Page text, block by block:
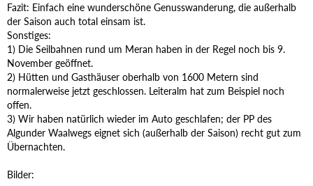
Fazit: Einfach eine wunderschöne Genusswanderung, die außerhalb
der Saison auch total einsam ist.
Sonstiges:
1) Die Seilbahnen rund um Meran haben in der Regel noch bis 9.
November geöffnet.
2) Hütten und Gasthäuser oberhalb von 1600 Metern sind
normalerweise jetzt geschlossen. Leiteralm hat zum Beispiel noch
offen.
3) Wir haben natürlich wieder im Auto geschlafen; der PP des
Algunder Waalwegs eignet sich (außerhalb der Saison) recht gut zum
Übernachten.
Bilder: